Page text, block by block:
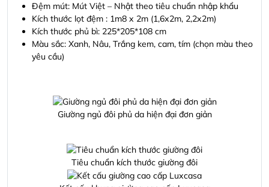
Đệm mút: Mút Việt – Nhật theo tiêu chuẩn nhập khẩu
Kích thước lọt đệm : 1m8 x 2m (1,6x2m, 2,2x2m)
Kích thước phủ bì: 225*205*108 cm
Màu sắc: Xanh, Nâu, Trắng kem, cam, tím (chọn màu theo
yêu cầu)
Giường ngủ đôi phủ da hiện đại đơn giản
Tiêu chuẩn kích thước giường đôi